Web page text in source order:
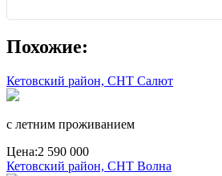
Похожие:
Кетовский район, СНТ Салют
с летним проживанием
Цена:2 590 000
Кетовский район, СНТ Волна